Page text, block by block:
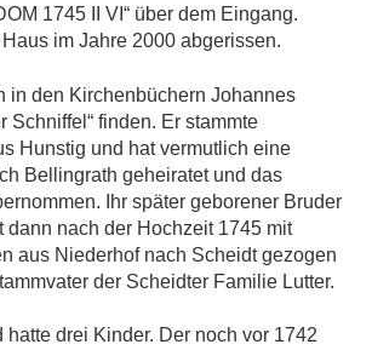
1745 II VI“ über dem Eingang.
im Jahre 2000 abgerissen.
in den Kirchenbüchern Johannes
Schniffel“ finden. Er stammte
Hunstig und hat vermutlich eine
Bellingrath geheiratet und das
Ihr später geborener Bruder
dann nach der Hochzeit 1745 mit
aus Niederhof nach Scheidt gezogen
der Scheidter Familie Lutter.
drei Kinder. Der noch vor 1742